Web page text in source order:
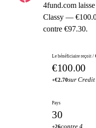
4fund.com
Classy —
contre €97.30.
Le bénéficiaire reçoit /
€100.00
+€2.70sur
Pays
30
+26contre 4